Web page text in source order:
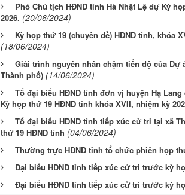
Phó Chủ tịch HĐND tỉnh Hà Nhật Lệ dự Kỳ
2026. (20/06/2024)
Kỳ họp thứ 19 (chuyên đề) HĐND tỉnh, khóa
(18/06/2024)
Giải trình nguyên nhân chậm tiến độ của
Thành phố) (14/06/2024)
Tổ đại biểu HĐND tỉnh đơn vị huyện Hạ
Kỳ họp thứ 19 HĐND tỉnh khóa XVII, nhiệm kỳ
Tổ đại biểu HĐND tỉnh tiếp xúc cử tri tại xã
thứ 19 HĐND tỉnh (04/06/2024)
Thường trực HĐND tỉnh tổ chức phiên họp
Đại biểu HĐND tỉnh tiếp xúc cử tri trước kỳ
Đại biểu HĐND tỉnh tiếp xúc cử tri trước kỳ